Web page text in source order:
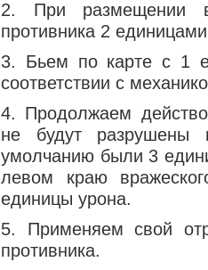
2. При размещении
противника 2
3. Бьем по карте с 1
соответствии с
4. Продолжаем
не будут разрушены
умолчанию были 3
левом краю
единицы урона.
5. Применяем свой
противника.